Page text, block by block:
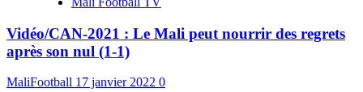
Vidéo/CAN-2021 : Le Mali peut nourrir des regrets
après son nul (1-1)
MaliFootball 17 janvier 2022 0